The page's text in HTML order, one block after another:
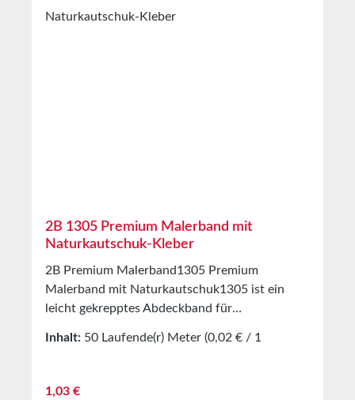
2B 1305 Premium Malerband mit
Naturkautschuk-Kleber
2B Premium Malerband1305 Premium
Malerband mit Naturkautschuk1305 ist ein
leicht gekrepptes Abdeckband für
Ausgestattet mit einer
leicht dehnbares Malerband, Sauberes und
Inhalt: 50 Laufende(r) Meter (0,02 € / 1
Regulärer Preis:
1,03 €